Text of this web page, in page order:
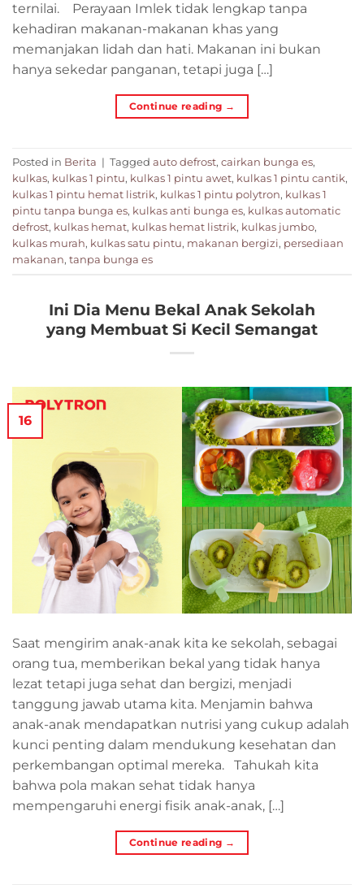
ternilai. Perayaan Imlek tidak lengkap tanpa
kehadiran makanan-makanan khas yang
memanjakan lidah dan hati. Makanan ini bukan
hanya sekedar panganan, tetapi juga […]
Continue reading →
Posted in Berita | Tagged auto defrost, cairkan bunga es,
kulkas, kulkas 1 pintu, kulkas 1 pintu awet, kulkas 1 pintu cantik,
kulkas 1 pintu hemat listrik, kulkas 1 pintu polytron, kulkas 1
pintu tanpa bunga es, kulkas anti bunga es, kulkas automatic
defrost, kulkas hemat, kulkas hemat listrik, kulkas jumbo,
kulkas murah, kulkas satu pintu, makanan bergizi, persediaan
makanan, tanpa bunga es
Ini Dia Menu Bekal Anak Sekolah
yang Membuat Si Kecil Semangat
16
Saat mengirim anak-anak kita ke sekolah, sebagai
orang tua, memberikan bekal yang tidak hanya
lezat tetapi juga sehat dan bergizi, menjadi
tanggung jawab utama kita. Menjamin bahwa
anak-anak mendapatkan nutrisi yang cukup adalah
kunci penting dalam mendukung kesehatan dan
perkembangan optimal mereka. Tahukah kita
bahwa pola makan sehat tidak hanya
mempengaruhi energi fisik anak-anak, […]
Continue reading →